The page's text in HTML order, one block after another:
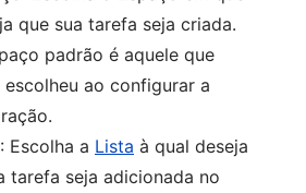
que sua tarefa seja criada.
padrão é aquele que
escolheu ao configurar a
: Escolha a Lista à qual deseja
tarefa seja adicionada no